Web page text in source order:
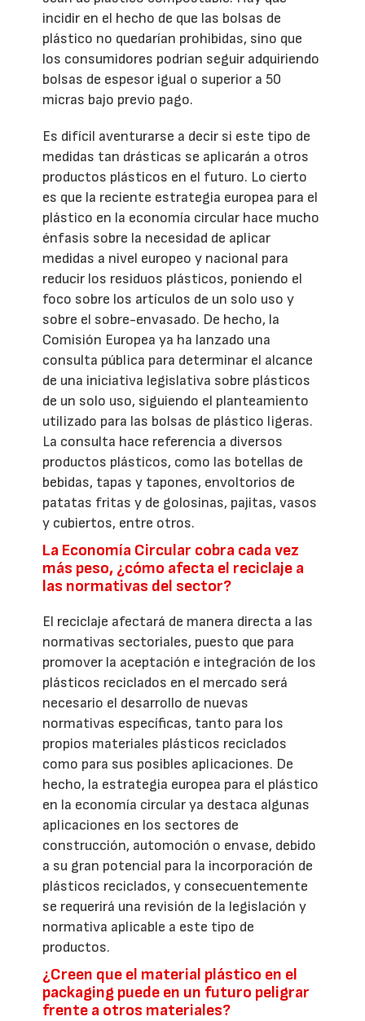
incidir en el hecho de que las bolsas de
plástico no quedarían prohibidas, sino que
los consumidores podrían seguir adquiriendo
bolsas de espesor igual o superior a 50
micras bajo previo pago.
Es difícil aventurarse a decir si este tipo de
medidas tan drásticas se aplicarán a otros
productos plásticos en el futuro. Lo cierto
es que la reciente estrategia europea para el
plástico en la economía circular hace mucho
énfasis sobre la necesidad de aplicar
medidas a nivel europeo y nacional para
reducir los residuos plásticos, poniendo el
foco sobre los artículos de un solo uso y
sobre el sobre-envasado. De hecho, la
Comisión Europea ya ha lanzado una
consulta pública para determinar el alcance
de una iniciativa legislativa sobre plásticos
de un solo uso, siguiendo el planteamiento
utilizado para las bolsas de plástico ligeras.
La consulta hace referencia a diversos
productos plásticos, como las botellas de
bebidas, tapas y tapones, envoltorios de
patatas fritas y de golosinas, pajitas, vasos
y cubiertos, entre otros.
La Economía Circular cobra cada vez
más peso, ¿cómo afecta el reciclaje a
las normativas del sector?
El reciclaje afectará de manera directa a las
normativas sectoriales, puesto que para
promover la aceptación e integración de los
plásticos reciclados en el mercado será
necesario el desarrollo de nuevas
normativas específicas, tanto para los
propios materiales plásticos reciclados
como para sus posibles aplicaciones. De
hecho, la estrategia europea para el plástico
en la economía circular ya destaca algunas
aplicaciones en los sectores de
construcción, automoción o envase, debido
a su gran potencial para la incorporación de
plásticos reciclados, y consecuentemente
se requerirá una revisión de la legislación y
normativa aplicable a este tipo de
productos.
¿Creen que el material plástico en el
packaging puede en un futuro peligrar
frente a otros materiales?